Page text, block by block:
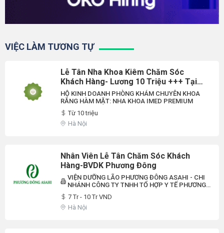
VIỆC LÀM TƯƠNG TỰ
Lễ Tân Nha Khoa Kiêm Chăm Sóc
Khách Hàng- Lương 10 Triệu +++ Tại
Hà Nội
HỘ KINH DOANH PHÒNG KHÁM CHUYÊN KHOA
RĂNG HÀM MẶT: NHA KHOA IMED PREMIUM
Từ 10 triệu
Hà Nội
Nhân Viên Lễ Tân Chăm Sóc Khách
Hàng-BVDK Phương Đông
VIỆN DƯỠNG LÃO PHƯƠNG ĐÔNG ASAHI - CHI
NHÁNH CÔNG TY TNHH TỔ HỢP Y TẾ PHƯƠNG
7 Tr - 10 Tr VND
Hà Nội